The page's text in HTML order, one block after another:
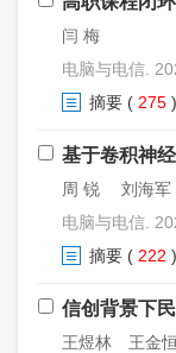
闫 梅
电脑与电信.
摘要 ( 275 )
基于卷积神
周 锐 刘海
电脑与电信.
摘要 ( 222 )
信创背景下
王煜林 王金